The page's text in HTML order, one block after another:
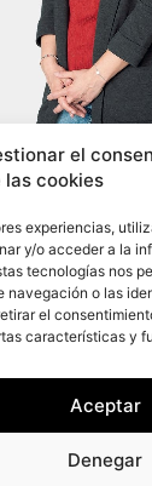
el
las cookies
experiencias,
y/o acceder a la
tecnologías nos
navegación o las
el
características y
Aceptar
Denegar
digital